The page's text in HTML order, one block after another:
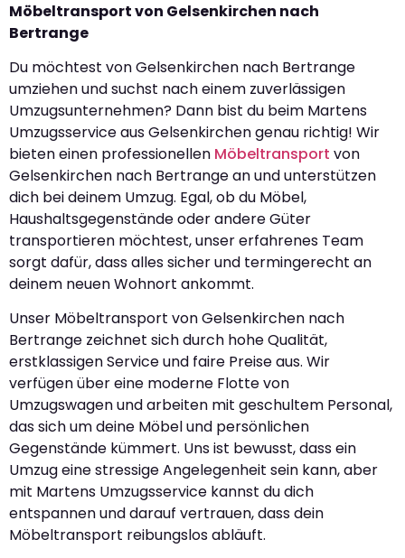
Möbeltransport von Gelsenkirchen nach
Bertrange
Du möchtest von Gelsenkirchen nach Bertrange
umziehen und suchst nach einem zuverlässigen
Umzugsunternehmen? Dann bist du beim Martens
Umzugsservice aus Gelsenkirchen genau richtig! Wir
bieten einen professionellen Möbeltransport von
Gelsenkirchen nach Bertrange an und unterstützen
dich bei deinem Umzug. Egal, ob du Möbel,
Haushaltsgegenstände oder andere Güter
transportieren möchtest, unser erfahrenes Team
sorgt dafür, dass alles sicher und termingerecht an
deinem neuen Wohnort ankommt.
Unser Möbeltransport von Gelsenkirchen nach
Bertrange zeichnet sich durch hohe Qualität,
erstklassigen Service und faire Preise aus. Wir
verfügen über eine moderne Flotte von
Umzugswagen und arbeiten mit geschultem Personal,
das sich um deine Möbel und persönlichen
Gegenstände kümmert. Uns ist bewusst, dass ein
Umzug eine stressige Angelegenheit sein kann, aber
mit Martens Umzugsservice kannst du dich
entspannen und darauf vertrauen, dass dein
Möbeltransport reibungslos abläuft.